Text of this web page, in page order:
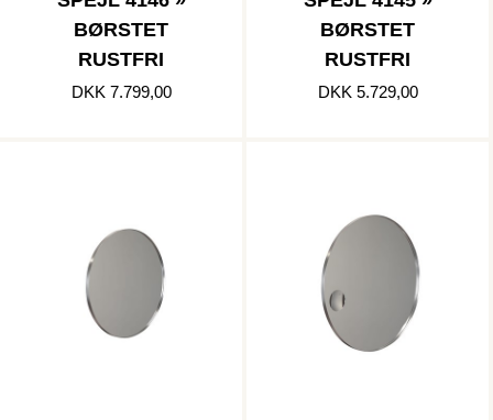
BØRSTET
RUSTFRI
DKK 7.799,00
BØRSTET
RUSTFRI
DKK 5.729,00